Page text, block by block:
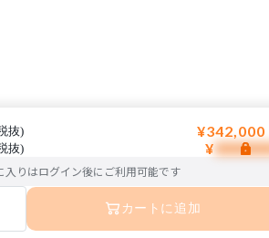
抜) ¥342,000
抜) ¥
入りはログイン後にご利用可能です
カートに追加